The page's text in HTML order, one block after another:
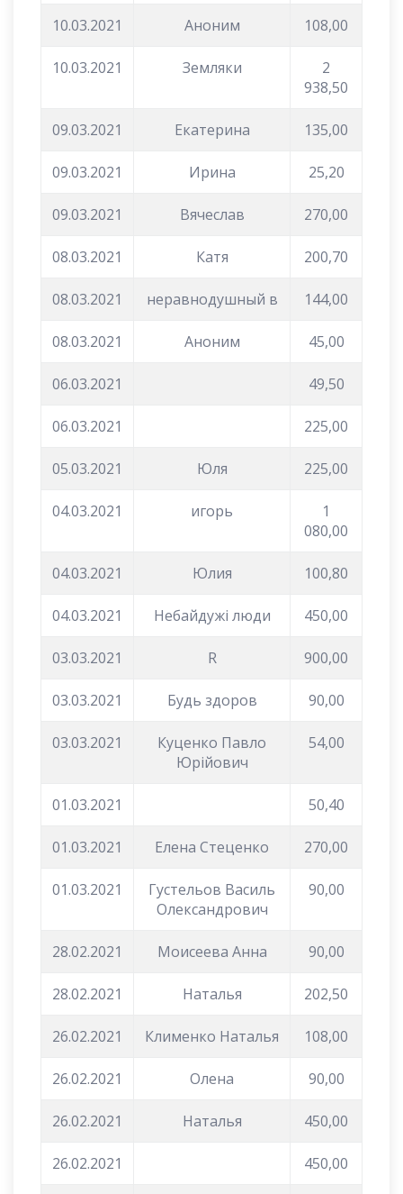
10.03.2021 Аноним 108,00
10.03.2021 Земляки
2
938,50
09.03.2021 Екатерина 135,00
09.03.2021 Ирина 25,20
09.03.2021 Вячеслав 270,00
08.03.2021 Катя 200,70
08.03.2021 неравнодушный в 144,00
08.03.2021 Аноним 45,00
06.03.2021 49,50
06.03.2021 225,00
05.03.2021 Юля 225,00
04.03.2021 игорь
1
080,00
04.03.2021 Юлия 100,80
04.03.2021 Небайдужі люди 450,00
03.03.2021 R 900,00
03.03.2021 Будь здоров 90,00
03.03.2021
Куценко Павло
Юрійович
54,00
01.03.2021 50,40
01.03.2021 Елена Стеценко 270,00
01.03.2021
Густельов Василь
Олександрович
90,00
28.02.2021 Моисеева Анна 90,00
28.02.2021 Наталья 202,50
26.02.2021 Клименко Наталья 108,00
26.02.2021 Олена 90,00
26.02.2021 Наталья 450,00
26.02.2021 450,00